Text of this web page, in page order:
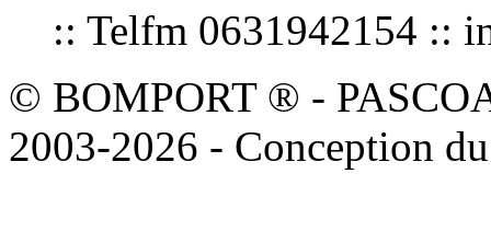
:: Telfm 0631942154 ::
© BOMPORT ® -
2003-2026 - Conception